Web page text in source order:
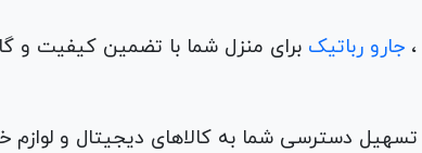
، جارو رباتیک برای منزل شما با تضمین کیفیت و گارانتی.
تسهیل دسترسی شما به کالاهای دیجیتال و لوازم